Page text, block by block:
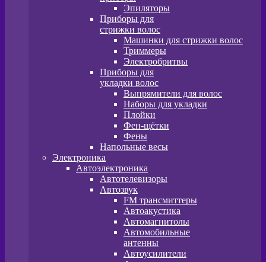
Эпиляторы
Приборы для
стрижки волос
Машинки для стрижки волос
Триммеры
Электробритвы
Приборы для
укладки волос
Выпрямители для волос
Наборы для укладки
Плойки
Фен-щётки
Фены
Напольные весы
Электроника
Автоэлектроника
Автотелевизоры
Автозвук
FM трансмиттеры
Автоакустика
Автомагнитолы
Автомобильные
антенны
Автоусилители